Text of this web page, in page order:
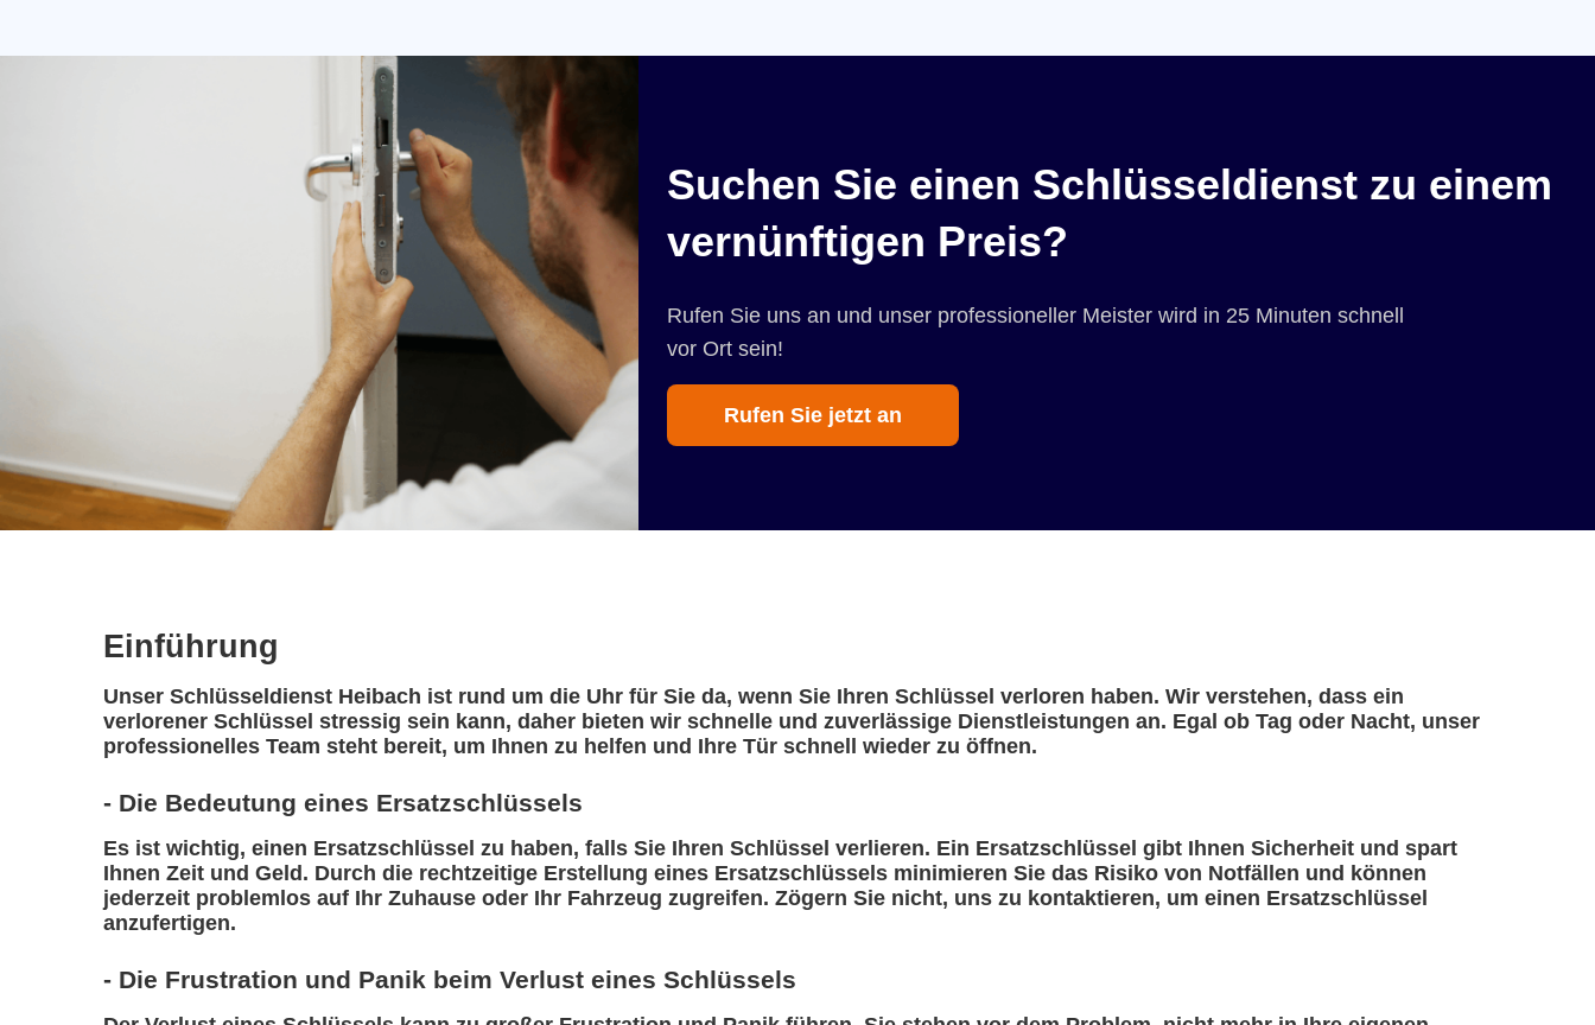
Suchen Sie einen Schlüsseldienst zu einem
vernünftigen Preis?
Rufen Sie uns an und unser professioneller Meister wird in 25 Minuten schnell
vor Ort sein!
Rufen Sie jetzt an
Einführung
Unser Schlüsseldienst Heibach ist rund um die Uhr für Sie da, wenn Sie Ihren Schlüssel verloren haben. Wir verstehen, dass ein
verlorener Schlüssel stressig sein kann, daher bieten wir schnelle und zuverlässige Dienstleistungen an. Egal ob Tag oder Nacht, unser
professionelles Team steht bereit, um Ihnen zu helfen und Ihre Tür schnell wieder zu öffnen.
- Die Bedeutung eines Ersatzschlüssels
Es ist wichtig, einen Ersatzschlüssel zu haben, falls Sie Ihren Schlüssel verlieren. Ein Ersatzschlüssel gibt Ihnen Sicherheit und spart
Ihnen Zeit und Geld. Durch die rechtzeitige Erstellung eines Ersatzschlüssels minimieren Sie das Risiko von Notfällen und können
jederzeit problemlos auf Ihr Zuhause oder Ihr Fahrzeug zugreifen. Zögern Sie nicht, uns zu kontaktieren, um einen Ersatzschlüssel
anzufertigen.
- Die Frustration und Panik beim Verlust eines Schlüssels